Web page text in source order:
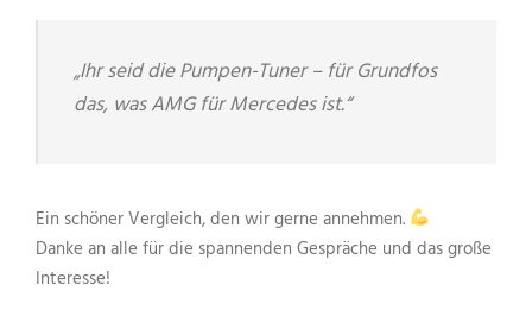
„Ihr seid die Pumpen-Tuner – für Grundfos
das, was AMG für Mercedes ist.“
Ein schöner Vergleich, den wir gerne annehmen.
Danke an alle für die spannenden Gespräche und das große
Interesse!